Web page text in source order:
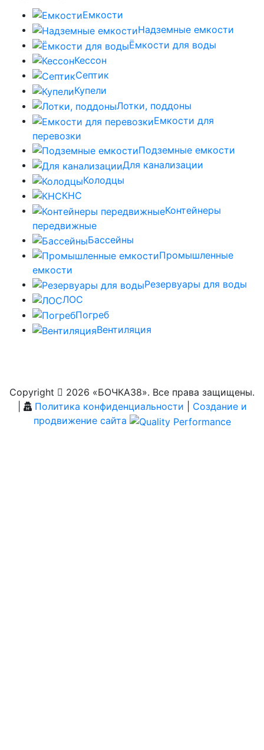
Емкости
Надземные емкости
Ёмкости для воды
Кессон
Септик
Купели
Лотки, поддоны
Емкости для
перевозки
Подземные емкости
Для канализации
Колодцы
КНС
Контейнеры
передвижные
Бассейны
Промышленные
емкости
Резервуары для воды
ЛОС
Погреб
Вентиляция
Copyright
2026 «БОЧКА38». Все права защищены.
Политика конфиденциальности
Создание и
продвижение сайта